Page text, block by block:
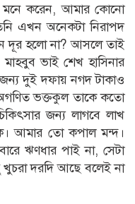
মনে করেন, আমার কোনো
এখন অনেকটা নিরাপদ
দূর হলো না? আসলে তাই
ভাই শেখ হাসিনার
দুই দফায় নগদ টাকাও
ভক্তকুল তাকে কতো
জন্য লাগবে লাখ
আমার তো কপাল মন্দ।
ঋণধার পাই না, সেটা
দরদি আছে বলেই না